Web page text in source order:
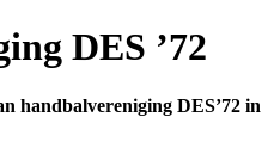
DES ’72
handbalvereniging DES’72 in